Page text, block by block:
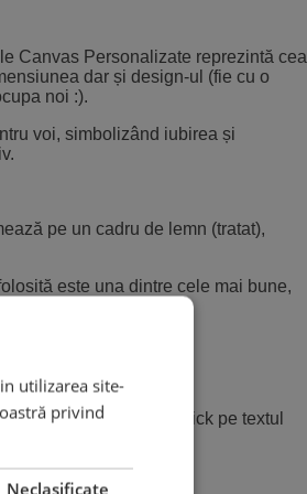
Canvas Personalizate reprezintă cea
dar și design-ul (fie cu o
noi :).
voi, simbolizând iubirea și
pe un cadru de lemn (tratat),
este una dintre cele mai bune,
o în tablou. Încă un click pe textul
dorești!
utilizarea site-
privind
Neclasificate